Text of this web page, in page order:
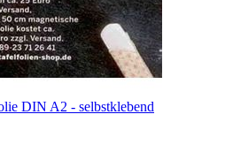
DIN A2 - selbstklebend